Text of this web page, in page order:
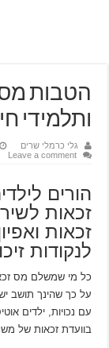
הטבות מס
ותלמידי
גלי כרמלי שרים
Leave a comment
הורים
זכאות
זכאות
לנקודות
כל מי שמשלם מס זכאי
על כך שהינך תושב
עם נכויות, ילדים
בוועדת זכאות של